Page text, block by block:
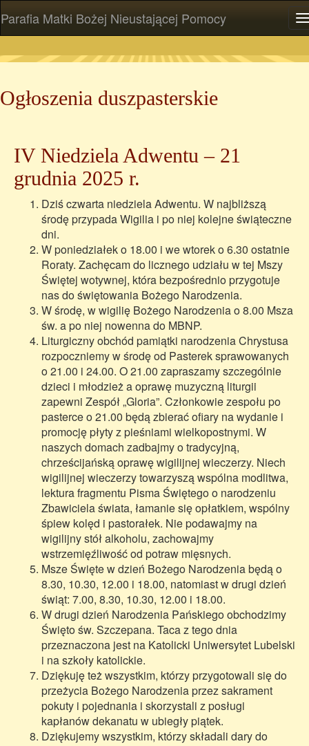
Parafia Matki Bożej Nieustającej Pomocy
Ogłoszenia duszpasterskie
IV Niedziela Adwentu – 21
grudnia 2025 r.
Dziś czwarta niedziela Adwentu. W najbliższą
środę przypada Wigilia i po niej kolejne świąteczne
dni.
W poniedziałek o 18.00 i we wtorek o 6.30 ostatnie
Roraty. Zachęcam do licznego udziału w tej Mszy
Świętej wotywnej, która bezpośrednio przygotuje
nas do świętowania Bożego Narodzenia.
W środę, w wigilię Bożego Narodzenia o 8.00 Msza
św. a po niej nowenna do MBNP.
Liturgiczny obchód pamiątki narodzenia Chrystusa
rozpoczniemy w środę od Pasterek sprawowanych
o 21.00 i 24.00. O 21.00 zapraszamy szczególnie
dzieci i młodzież a oprawę muzyczną liturgii
zapewni Zespół „Gloria”. Członkowie zespołu po
pasterce o 21.00 będą zbierać ofiary na wydanie i
promocję płyty z pieśniami wielkopostnymi. W
naszych domach zadbajmy o tradycyjną,
chrześcijańską oprawę wigilijnej wieczerzy. Niech
wigilijnej wieczerzy towarzyszą wspólna modlitwa,
lektura fragmentu Pisma Świętego o narodzeniu
Zbawiciela świata, łamanie się opłatkiem, wspólny
śpiew kolęd i pastorałek. Nie podawajmy na
wigilijny stół alkoholu, zachowajmy
wstrzemięźliwość od potraw mięsnych.
Msze Święte w dzień Bożego Narodzenia będą o
8.30, 10.30, 12.00 i 18.00, natomiast w drugi dzień
świąt: 7.00, 8.30, 10.30, 12.00 i 18.00.
W drugi dzień Narodzenia Pańskiego obchodzimy
Święto św. Szczepana. Taca z tego dnia
przeznaczona jest na Katolicki Uniwersytet Lubelski
i na szkoły katolickie.
Dziękuję też wszystkim, którzy przygotowali się do
przeżycia Bożego Narodzenia przez sakrament
pokuty i pojednania i skorzystali z posługi
kapłanów dekanatu w ubiegły piątek.
Dziękujemy wszystkim, którzy składali dary do